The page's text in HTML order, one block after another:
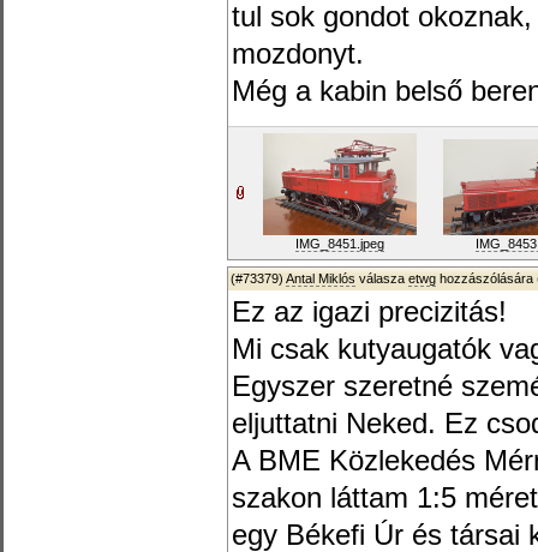
tul sok gondot
mozdonyt.
Még a kabin belső
IMG_8451.jpeg
(#73379) Antal Miklós válasza etwg hozzászólására
Ez az igazi precizitás!
Mi csak kutyaugatók
Egyszer szeretné
eljuttatni Neked. Ez
A BME Közlekedés
szakon láttam 1:5
egy Békefi Úr és társai